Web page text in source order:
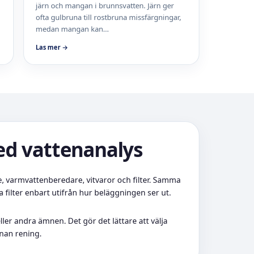
järn och mangan i brunnsvatten. Järn ger
ofta gulbruna till rostbruna missfärgningar,
medan mangan kan…
Las mer →
vattenanalys
varmvattenberedare, vitvaror och filter. Samma
filter enbart utifrån hur beläggningen ser ut.
andra ämnen. Det gör det lättare att välja
rening.